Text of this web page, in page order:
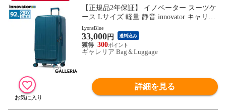
【正規品2年保証】 イノベーター スーツケ
ース Lサイズ 軽量 静音 innovator キャリー
ケース 大容量 マット ブランド TSA フロ
ントオープン ストッパー付き 9泊 10泊 Ext
reme Journey 92L Large INV750DOR
LyonsBlue
33,000円 送料込み
300
ギャレリア Bag＆Luggage
詳細を見る